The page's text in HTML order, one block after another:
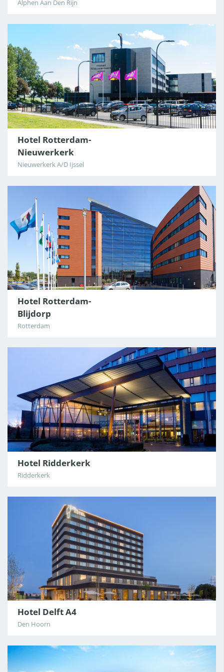
Alphen Aan Den Rijn
Hotel Rotterdam-
Nieuwerkerk
Nieuwerkerk A/D Ijssel
Hotel Rotterdam-
Blijdorp
Rotterdam
Hotel Ridderkerk
Ridderkerk
Hotel Delft A4
Den Hoorn